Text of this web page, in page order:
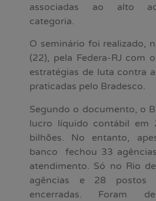
associadas ao alto
categoria.
O seminário foi realizado,
(22), pela Federa-RJ com
estratégias de luta contra
praticadas pelo Bradesco.
Segundo o documento, o
lucro líquido contábil em
bilhões. No entanto,
banco fechou 33
atendimento. Só no Rio
agências e 28 postos
encerradas. Foram